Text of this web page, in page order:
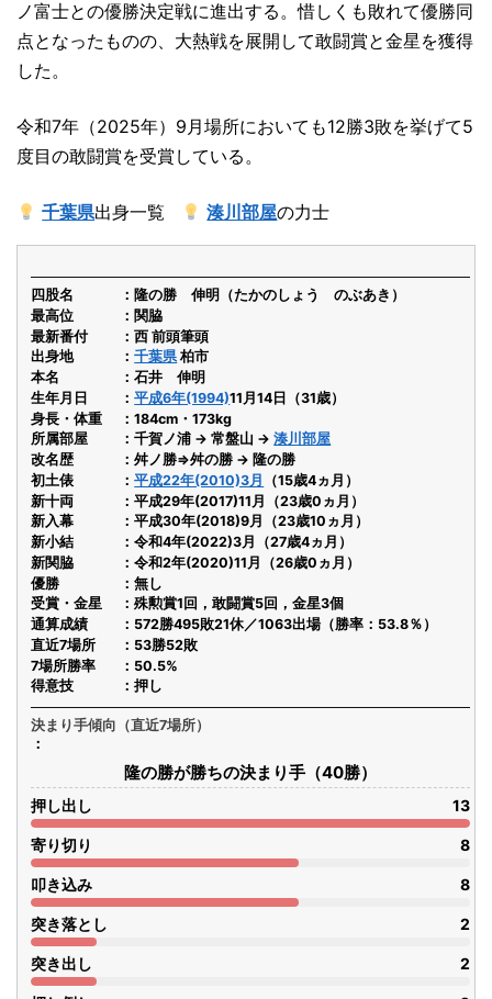
ノ富士との優勝決定戦に進出する。惜しくも敗れて優勝同
点となったものの、大熱戦を展開して敢闘賞と金星を獲得
した。
令和7年（2025年）9月場所においても12勝3敗を挙げて5
度目の敢闘賞を受賞している。
千葉県出身一覧 湊川部屋の力士
四股名
隆の勝 伸明（たかのしょう のぶあき）
最高位
関脇
最新番付
西 前頭筆頭
出身地
千葉県柏市
本名
石井 伸明
生年月日
平成6年(1994)11月14日（31歳）
身長・体重
184cm・173kg
所属部屋
千賀ノ浦 → 常盤山 →湊川部屋
改名歴
舛ノ勝⇒舛の勝 → 隆の勝
初土俵
平成22年(2010)3月
（15歳4ヵ月）
新十両
平成29年(2017)11月（23歳0ヵ月）
新入幕
平成30年(2018)9月（23歳10ヵ月）
新小結
令和4年(2022)3月（27歳4ヵ月）
新関脇
令和2年(2020)11月（26歳0ヵ月）
優勝
無し
受賞・金星
殊勲賞1回，敢闘賞5回，金星3個
通算成績
572勝495敗21休／1063出場（勝率：53.8％）
直近7場所
53勝52敗
7場所勝率
50.5%
得意技
押し
決まり手傾向（直近7場所）
隆の勝が勝ちの決まり手（40勝）
押し出し 13
寄り切り 8
叩き込み 8
突き落とし 2
突き出し 2